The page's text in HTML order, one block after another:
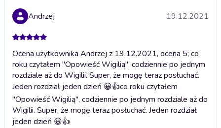
Andrzej 19.12.2021
Ocena użytkownika Andrzej z 19.12.2021, ocena 5; co
roku czytałem "Opowieść Wigilią", codziennie po jednym
rozdziale aż do Wigilii. Super, że mogę teraz posłuchać.
Jeden rozdział jeden dzień 😀👍co roku czytałem
"Opowieść Wigilią", codziennie po jednym rozdziale aż do
Wigilii. Super, że mogę teraz posłuchać. Jeden rozdział
jeden dzień 😀👍